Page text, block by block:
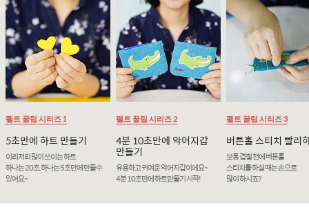
펠트 꿀팁 시리즈 1
5초만에 하트 만들기
이리저리 많이 쓰이는 하트
하나는 20초, 하나는 5초만에 만들수
있어요~
펠트 꿀팁 시리즈 2
4분 10초만에 악어지갑
만들기
유용하고 귀여운 악어지갑이에요~
4분 10초만에 하트만들기 시작!
펠트 꿀팁 시리즈 3
버튼홀 스티치 빨리
보통 겹칠 천에 버튼홀
스티치를 하실 때는 손으로
많이 하시죠?